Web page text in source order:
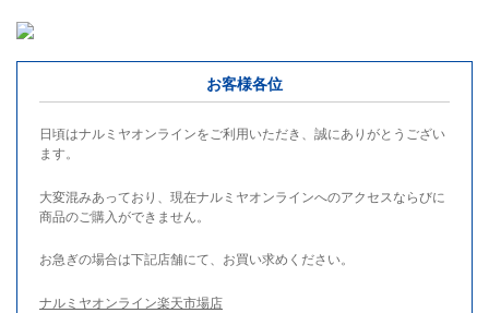
お客様各位
日頃はナルミヤオンラインをご利用いただき、誠にありがとうござい
ます。
大変混みあっており、現在ナルミヤオンラインへのアクセスならびに
商品のご購入ができません。
お急ぎの場合は下記店舗にて、お買い求めください。
ナルミヤオンライン楽天市場店